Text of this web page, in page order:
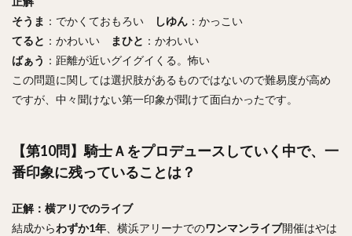
そうま ：でかくておもろい しゆん ：かっこい
てると ：かわいい まひと ：かわいい
ばぁう ：距離が近いグイグイくる。怖い
この問題に関しては選択肢があるものではないので難易度が高め
ですが、中々聞けない第一印象が聞けて面白かったです。
【第10問】騎士Ａをプロデュースしていく中で、一
番印象に残っていることは？
正解：横アリでのライブ
結成からわずか1年 、横浜アリーナでのワンマンライブ開催はやは